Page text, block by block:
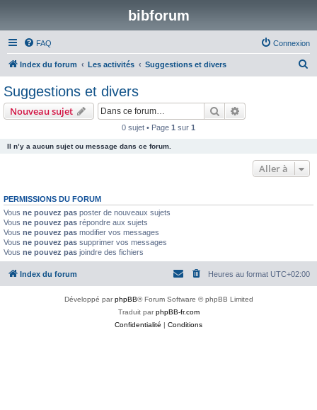
bibforum
FAQ Connexion
Index du forum Les activités Suggestions et divers
Suggestions et divers
Nouveau sujet Rechercher
0 sujet • Page 1 sur 1
Il n’y a aucun sujet ou message dans ce forum.
Aller à
PERMISSIONS DU FORUM
Vous ne pouvez pas poster de nouveaux sujets
Vous ne pouvez pas répondre aux sujets
Vous ne pouvez pas modifier vos messages
Vous ne pouvez pas supprimer vos messages
Vous ne pouvez pas joindre des fichiers
Index du forum Heures au format UTC+02:00
Développé parphpBB® Forum Software © phpBB Limited
Traduit parphpBB-fr.com
Confidentialité | Conditions